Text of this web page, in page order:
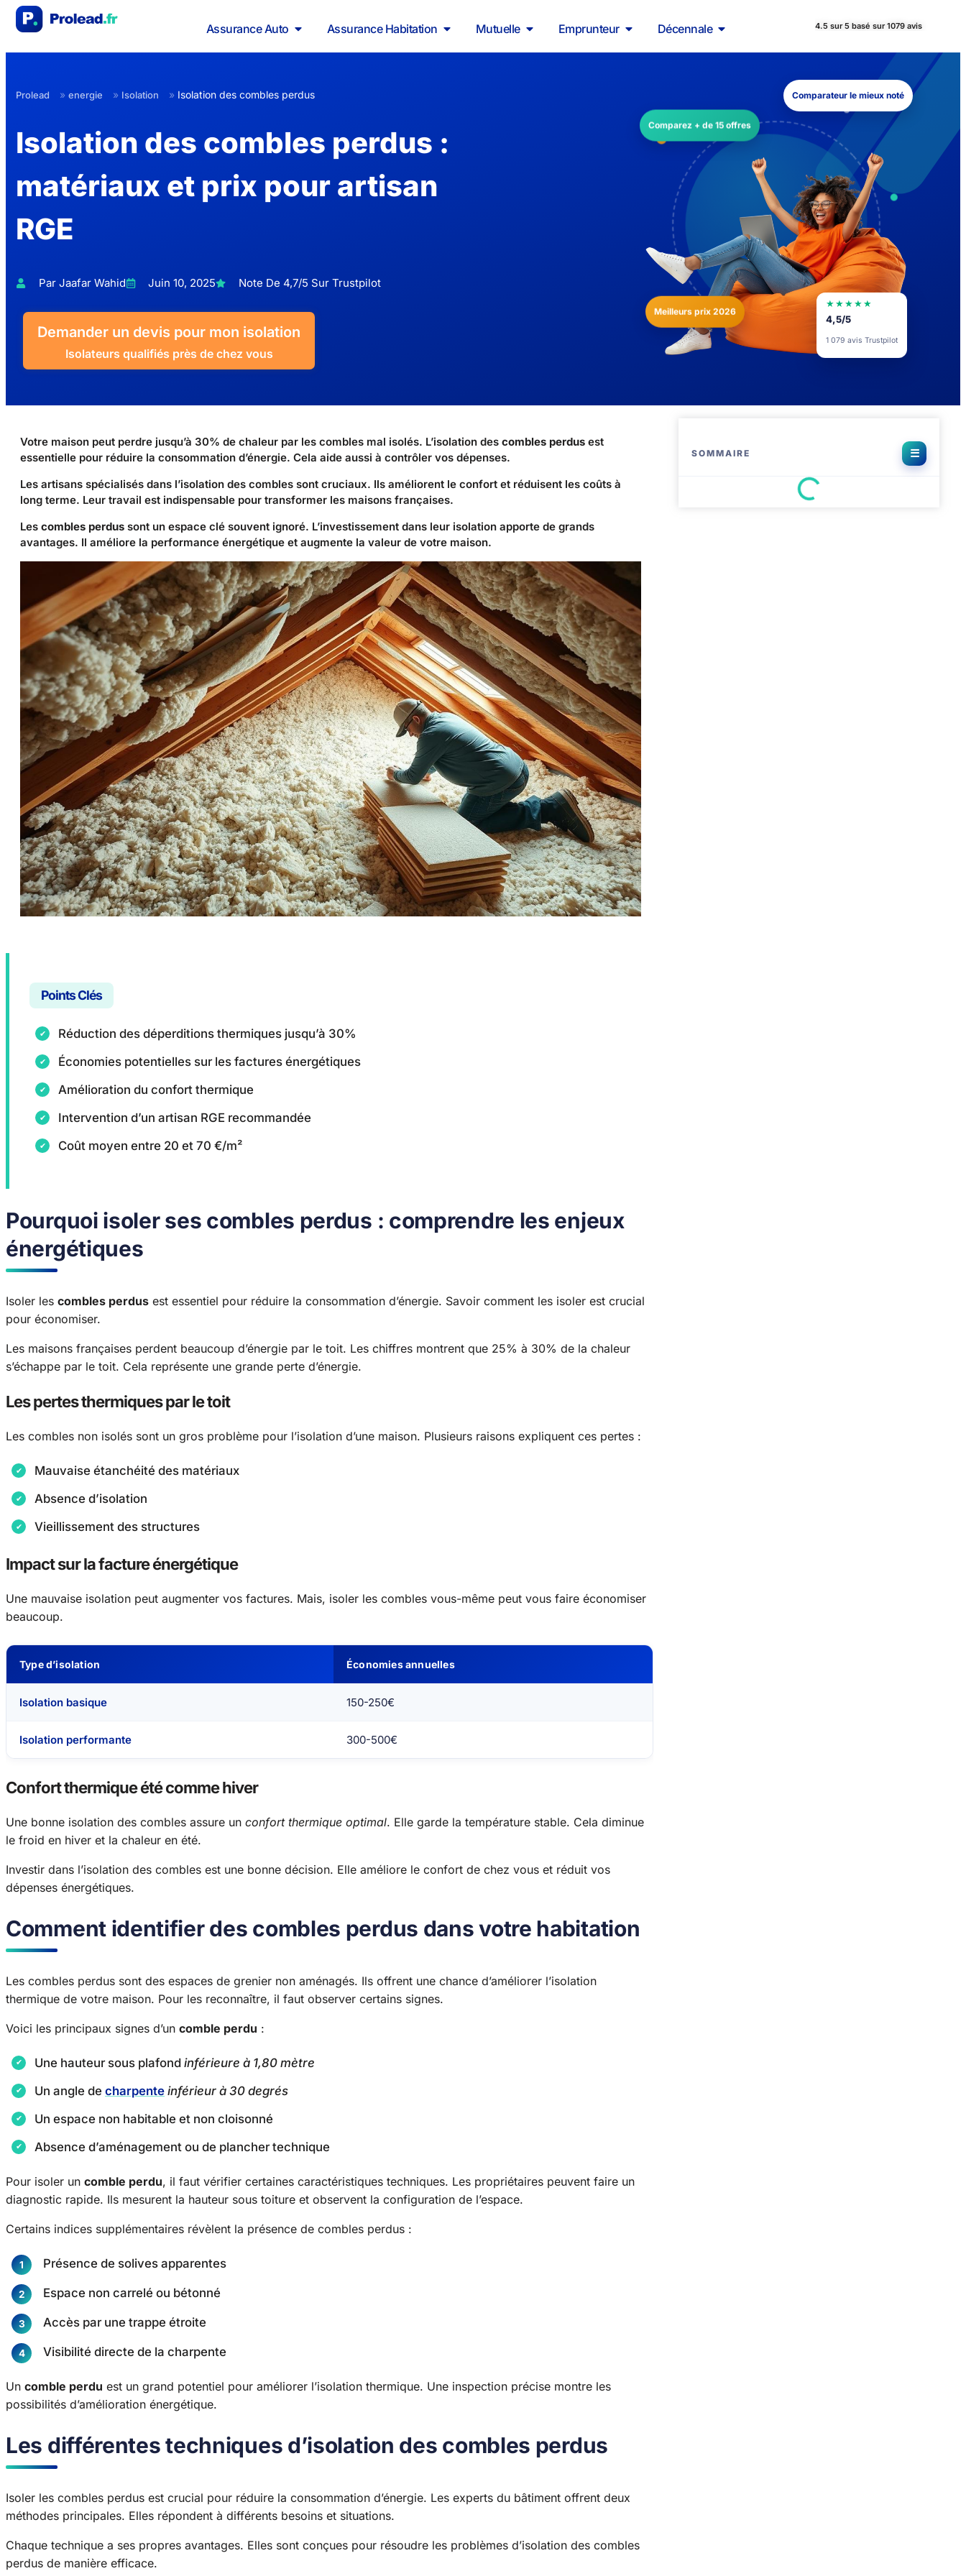
Assurance Auto Assurance Habitation Mutuelle Emprunteur Décennale 4.5 sur 5 basé sur 1079 avis
Prolead » energie » Isolation » Isolation des combles perdus
Isolation des combles perdus :
matériaux et prix pour artisan
RGE
Par Jaafar Wahid Juin 10, 2025 Note De 4,7/5 Sur Trustpilot
Demander un devis pour mon isolation
Isolateurs qualifiés près de chez vous
Comparez + de 15 offres
Meilleurs prix 2026
Comparateur le mieux noté
★★★★★
4,5/5
1 079 avis Trustpilot
Votre maison peut perdre jusqu’à 30% de chaleur par les combles mal isolés. L’isolation des combles perdus est
essentielle pour réduire la consommation d’énergie. Cela aide aussi à contrôler vos dépenses.
Les artisans spécialisés dans l’isolation des combles sont cruciaux. Ils améliorent le confort et réduisent les coûts à
long terme. Leur travail est indispensable pour transformer les maisons françaises.
Les combles perdus sont un espace clé souvent ignoré. L’investissement dans leur isolation apporte de grands
avantages. Il améliore la performance énergétique et augmente la valeur de votre maison.
Points Clés
Réduction des déperditions thermiques jusqu’à 30%
Économies potentielles sur les factures énergétiques
Amélioration du confort thermique
Intervention d’un artisan RGE recommandée
Coût moyen entre 20 et 70 €/m²
Pourquoi isoler ses combles perdus : comprendre les enjeux
énergétiques
Isoler les combles perdus est essentiel pour réduire la consommation d’énergie. Savoir comment les isoler est crucial
pour économiser.
Les maisons françaises perdent beaucoup d’énergie par le toit. Les chiffres montrent que 25% à 30% de la chaleur
s’échappe par le toit. Cela représente une grande perte d’énergie.
Les pertes thermiques par le toit
Les combles non isolés sont un gros problème pour l’isolation d’une maison. Plusieurs raisons expliquent ces pertes :
Mauvaise étanchéité des matériaux
Absence d’isolation
Vieillissement des structures
Impact sur la facture énergétique
Une mauvaise isolation peut augmenter vos factures. Mais, isoler les combles vous-même peut vous faire économiser
beaucoup.
Type d’isolation Économies annuelles
Isolation basique 150-250€
Isolation performante 300-500€
Confort thermique été comme hiver
Une bonne isolation des combles assure un confort thermique optimal. Elle garde la température stable. Cela diminue
le froid en hiver et la chaleur en été.
Investir dans l’isolation des combles est une bonne décision. Elle améliore le confort de chez vous et réduit vos
dépenses énergétiques.
Comment identifier des combles perdus dans votre habitation
Les combles perdus sont des espaces de grenier non aménagés. Ils offrent une chance d’améliorer l’isolation
thermique de votre maison. Pour les reconnaître, il faut observer certains signes.
Voici les principaux signes d’un comble perdu :
Une hauteur sous plafond inférieure à 1,80 mètre
Un angle de charpente inférieur à 30 degrés
Un espace non habitable et non cloisonné
Absence d’aménagement ou de plancher technique
Pour isoler un comble perdu, il faut vérifier certaines caractéristiques techniques. Les propriétaires peuvent faire un
diagnostic rapide. Ils mesurent la hauteur sous toiture et observent la configuration de l’espace.
Certains indices supplémentaires révèlent la présence de combles perdus :
Présence de solives apparentes
Espace non carrelé ou bétonné
Accès par une trappe étroite
Visibilité directe de la charpente
Un comble perdu est un grand potentiel pour améliorer l’isolation thermique. Une inspection précise montre les
possibilités d’amélioration énergétique.
Les différentes techniques d’isolation des combles perdus
Isoler les combles perdus est crucial pour réduire la consommation d’énergie. Les experts du bâtiment offrent deux
méthodes principales. Elles répondent à différents besoins et situations.
Chaque technique a ses propres avantages. Elles sont conçues pour résoudre les problèmes d’isolation des combles
perdus de manière efficace.
SOMMAIRE